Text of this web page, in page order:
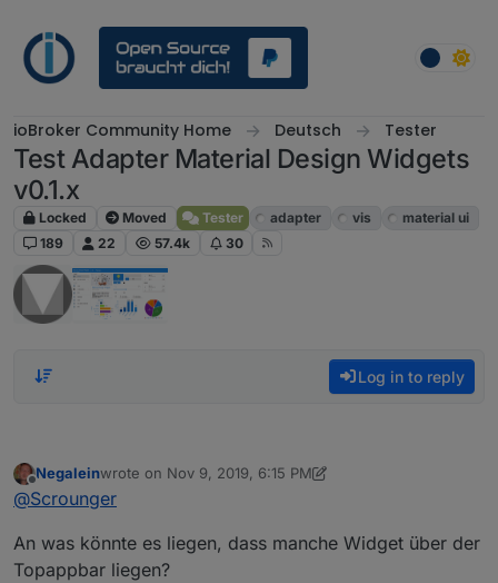
ioBroker Community Home Deutsch Tester
Test Adapter Material Design Widgets
v0.1.x
Locked Moved Tester adapter vis
material ui
189
22 57.4k 30
Log in to reply
Offline
Negaleinwrote on Nov 9, 2019, 6:15 PM
last edited by NegaleinNov 9, 2019, 7:16 PM
@Scrounger
An was könnte es liegen, dass manche Widget über der
Topappbar liegen?